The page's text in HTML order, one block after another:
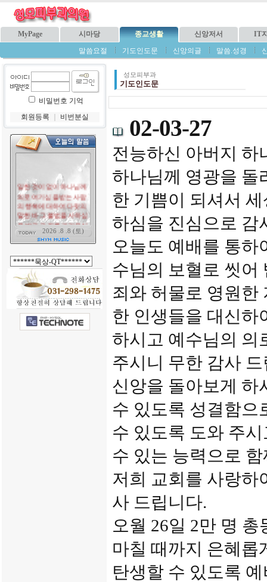
MyPage 시마당 종교생활 신앙저서
IT
말씀요절
기도인도문 신앙의글 말씀.성경
비밀번호 기억
회원등록
비번분실
성모피부과
기도인도문
02-03-27
전능하신 아버지 하
하나님께 영광을 돌
한 기쁨이 되셔서
하심을 진심으로 감
오늘도 예배를 통하
수님의 보혈로 씻어
죄와 허물로 영원한
한 인생들을 대신하
하시고 예수님의 의
주시니 무한 감사
신앙을 돌아보게 하
수 있도록 성결함으
수 있도록 도와 주
수 있는 능력으로
저희 교회를 사랑하
사 드립니다.
오월 26일 2만 명
마칠 때까지 은혜롭
탄생할 수 있도록